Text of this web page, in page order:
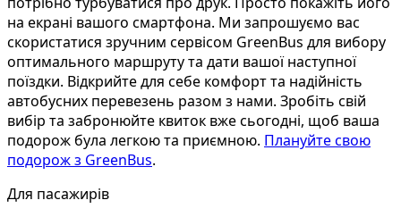
на екрані вашого смартфона. Ми запрошуємо вас
скористатися зручним сервісом GreenBus для вибору
оптимального маршруту та дати вашої наступної
поїздки. Відкрийте для себе комфорт та надійність
автобусних перевезень разом з нами. Зробіть свій
вибір та забронюйте квиток вже сьогодні, щоб ваша
подорож була легкою та приємною. Плануйте свою
подорож з GreenBus.
Для пасажирів